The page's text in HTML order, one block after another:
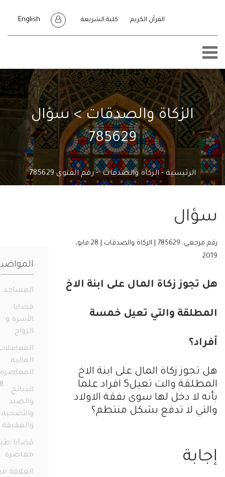
القرآن الكريم كلية الشريعة English
الزكاة والصدقات > سؤال
785629
الرئيسية الزكاة والصدقات رقم الفتوى 785629
رقم مرجعي: 785629 | الزكاة والصدقات | 28 مايو،
زكاة المال على ابنة الاخ
والتي تعيل خمسة
زكاة المال على ابنة الاخ
المطلقة والت تعيل5 افراد علما
لا دخل لها سوى نفقة الاولاد
لا تدفع بشكل منتطم؟
المواضيع
المساجد 19
الأسرة و
331
المعاملات
المعاصرة
658
والصيد
والأضحية
والعقيقة 14
قضايا طبية
معاصرة
77
العلاقة مع